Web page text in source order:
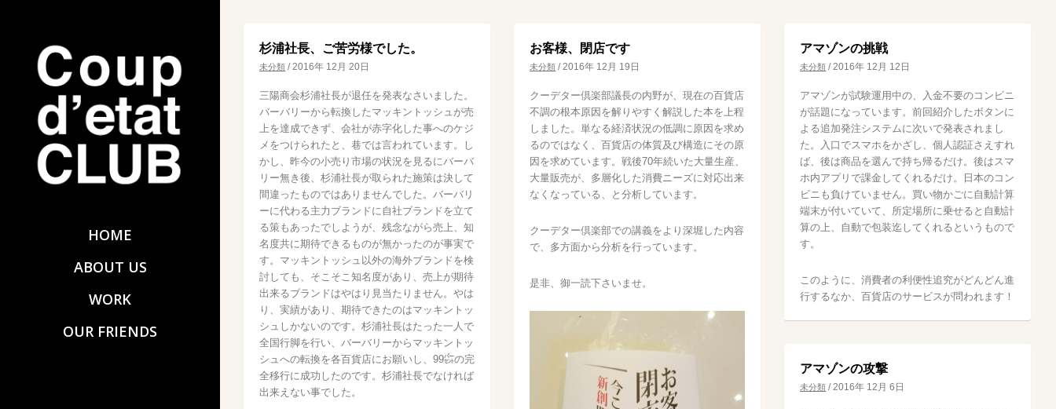
HOME
ABOUT US
WORK
OUR FRIENDS
杉浦社長、ご苦労様でした。
未分類 /2016年 12月 20日
三陽商会杉浦社長が退任を発表なさいました。
バーバリーから転換したマッキントッシュが売
上を達成できず、会社が赤字化した事へのケジ
メをつけられたと、巷では言われています。し
かし、昨今の小売り市場の状況を見るにバーバ
リー無き後、杉浦社長が取られた施策は決して
間違ったものではありませんでした。バーバリ
ーに代わる主力ブランドに自社ブランドを立て
る策もあったでしようが、残念ながら売上、知
名度共に期待できるものが無かったのが事実で
す。マッキントッシュ以外の海外ブランドを検
討しても、そこそこ知名度があり、売上が期待
出来るブランドはやはり見当たりません。やは
り、実績があり、期待できたのはマッキントッ
シュしかないのです。杉浦社長はたった一人で
全国行脚を行い、バーバリーからマッキントッ
シュへの転換を各百貨店にお願いし、99㌫の完
全移行に成功したのです。杉浦社長でなければ
出来えない事でした。
お客様、閉店です
未分類 /2016年 12月 19日
クーデター倶楽部議長の内野が、現在の百貨店
不調の根本原因を解りやすく解説した本を上程
しました。単なる経済状況の低調に原因を求め
るのではなく、百貨店の体質及び構造にその原
因を求めています。戦後70年続いた大量生産、
大量販売が、多層化した消費ニーズに対応出来
なくなっている、と分析しています。
クーデター倶楽部での講義をより深堀した内容
で、多方面から分析を行っています。
是非、御一読下さいませ。
アマゾンの挑戦
未分類 /2016年 12月 12日
アマゾンが試験運用中の、入金不要のコンビニ
が話題になっています。前回紹介したボタンに
よる追加発注システムに次いで発表されまし
た。入口でスマホをかざし、個人認証さえすれ
ば、後は商品を選んで持ち帰るだけ。後はスマ
ホ内アプリで課金してくれるだけ。日本のコン
ビニも負けていません。買い物かごに自動計算
端末が付いていて、所定場所に乗せると自動計
算の上、自動で包装迄してくれるというもので
す。
このように、消費者の利便性追究がどんどん進
行するなか、百貨店のサービスが問われます！
アマゾンの攻撃
未分類 /2016年 12月 6日